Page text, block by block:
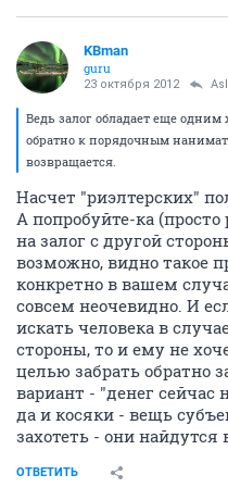
KBman
guru
23 октября 2012
Ведь залог обладает еще
обратно к порядочным
возвращается.
Насчет "риэлтерских"
А попробуйте-ка
на залог с другой
возможно, видно такое
конкретно в вашем
совсем неочевидно. И
искать человека в
стороны, то и ему не
целью забрать обратно
вариант - "денег сейчас
да и косяки - вещь
захотеть - они найдутся
ОТВЕТИТЬ